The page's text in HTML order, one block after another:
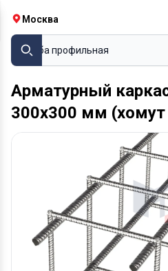
Москва
Труба профильная
Арматурный
300х300 мм